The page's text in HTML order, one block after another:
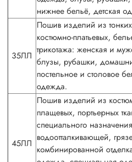
нижнее бельё, детская
35ЛЛ
Пошив изделий из
костюмно-платьевых,
трикотажа: женская и
блузы, рубашки,
постельное и столовое
одежда.
45ЛЛ
Пошив изделий из
плащевых, портьерных
специального
водоотталкивающей,
комбинированной